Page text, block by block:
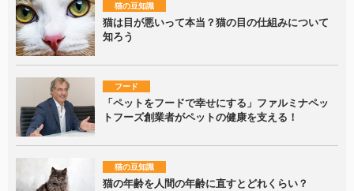
猫の豆知識
猫は目が悪いって本当？猫の目の仕組みについて
知ろう
フード
「ペットをフードで幸せにする」ファルミナペッ
トフーズ創業者がペットの健康を支える！
猫の豆知識
猫の年齢を人間の年齢に直すとどれくらい？